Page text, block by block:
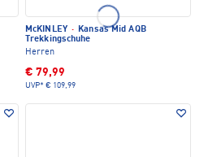
McKINLEY · Kansas Mid AQB
Trekkingschuhe
Herren
€ 79,99
UVP* € 109,99